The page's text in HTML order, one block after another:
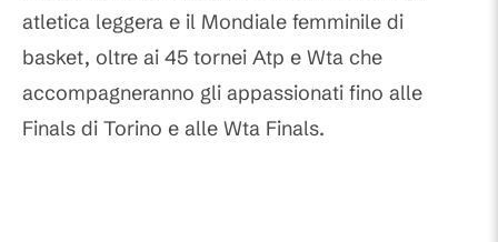
atletica leggera e il Mondiale femminile di
basket, oltre ai 45 tornei Atp e Wta che
accompagneranno gli appassionati fino alle
Finals di Torino e alle Wta Finals.